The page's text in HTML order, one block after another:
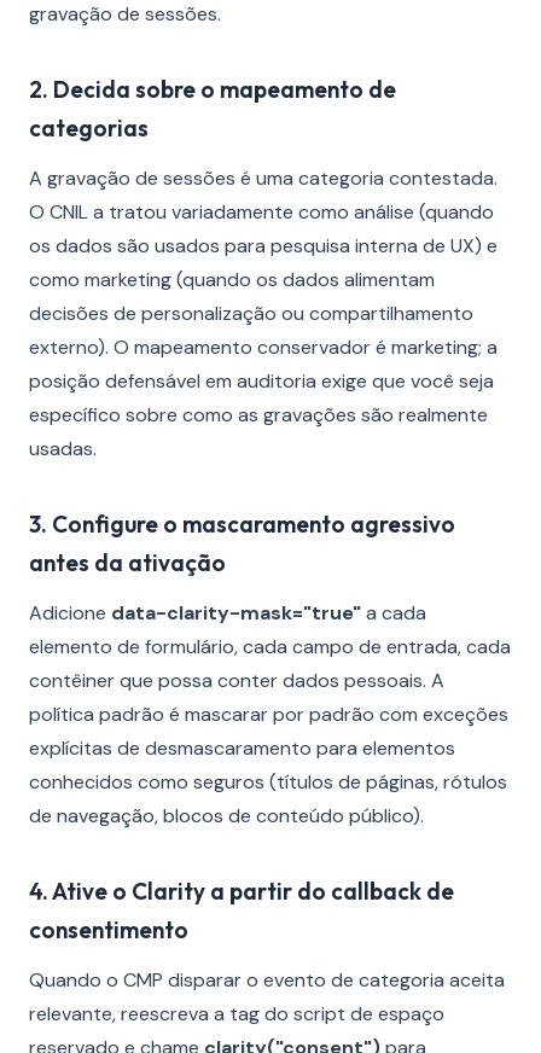
gravação de sessões.
2. Decida sobre o mapeamento de
categorias
A gravação de sessões é uma categoria contestada.
O CNIL a tratou variadamente como análise (quando
os dados são usados para pesquisa interna de UX) e
como marketing (quando os dados alimentam
decisões de personalização ou compartilhamento
externo). O mapeamento conservador é marketing; a
posição defensável em auditoria exige que você seja
específico sobre como as gravações são realmente
usadas.
3. Configure o mascaramento agressivo
antes da ativação
Adicione data-clarity-mask="true"a cada
elemento de formulário, cada campo de entrada, cada
contêiner que possa conter dados pessoais. A
política padrão é mascarar por padrão com exceções
explícitas de desmascaramento para elementos
conhecidos como seguros (títulos de páginas, rótulos
de navegação, blocos de conteúdo público).
4. Ative o Clarity a partir do callback de
consentimento
Quando o CMP disparar o evento de categoria aceita
relevante, reescreva a tag do script de espaço
reservado e chame clarity("consent")para